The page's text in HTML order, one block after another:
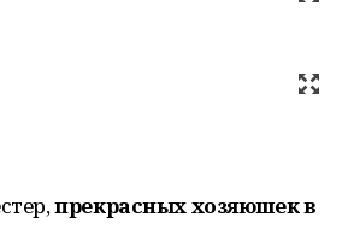
прекрасных хозяюшек в